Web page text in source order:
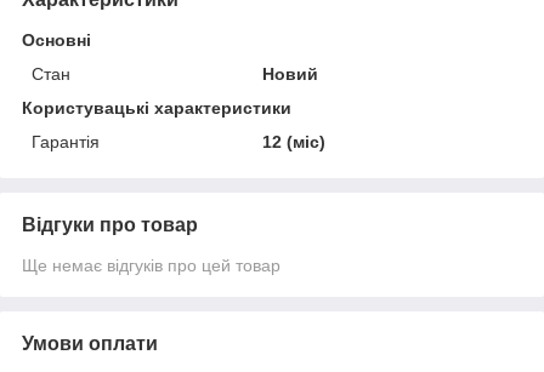
Основні
Стан
Новий
Користувацькі характеристики
Гарантія
12 (міс)
Відгуки про товар
Ще немає відгуків про цей товар
Умови оплати